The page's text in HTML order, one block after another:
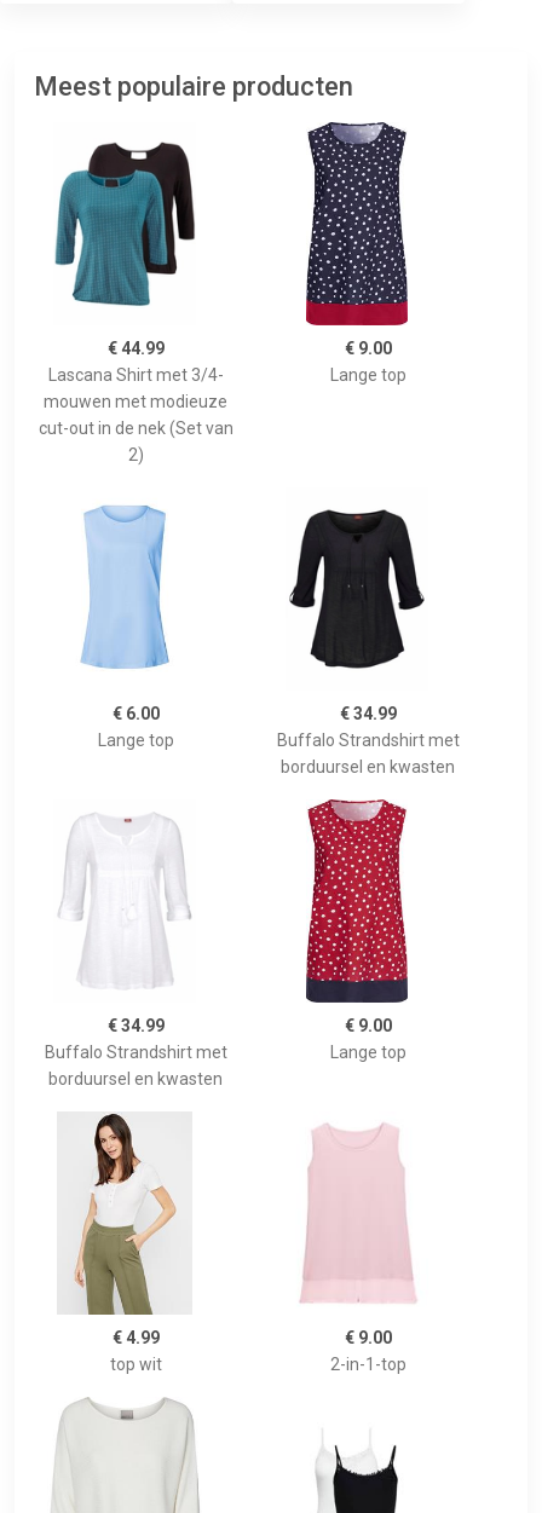
Meest populaire producten
€ 44.99
Lascana Shirt met 3/4-
mouwen met modieuze
cut-out in de nek (Set van
2)
€ 9.00
Lange top
€ 6.00
Lange top
€ 34.99
Buffalo Strandshirt met
borduursel en kwasten
€ 34.99
Buffalo Strandshirt met
borduursel en kwasten
€ 9.00
Lange top
€ 4.99
top wit
€ 9.00
2-in-1-top